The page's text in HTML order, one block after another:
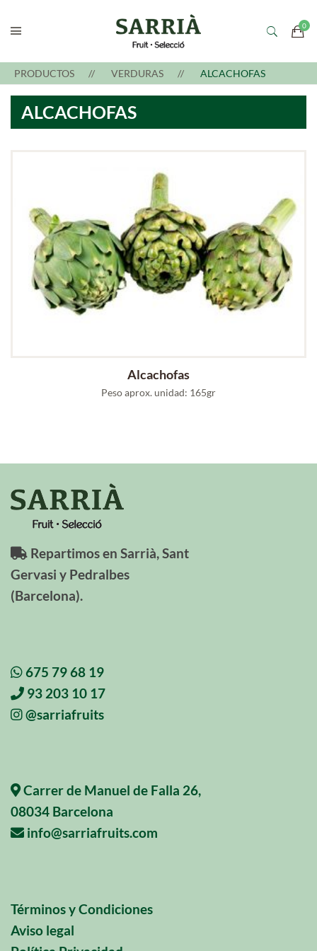
PRODUCTOS VERDURAS ALCACHOFAS
ALCACHOFAS
Alcachofas
Peso aprox. unidad: 165gr
Repartimos en Sarrià, Sant
Gervasi y Pedralbes
(Barcelona).
675 79 68 19
93 203 10 17
@sarriafruits
Carrer de Manuel de Falla 26,
08034 Barcelona
info@sarriafruits.com
Términos y Condiciones
Aviso legal